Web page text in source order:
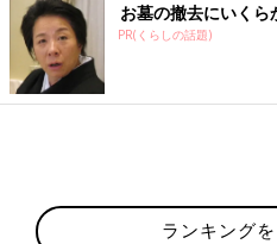
お墓の撤去にいくら
PR(くらしの話題)
ランキング